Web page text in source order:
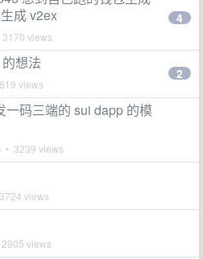
成 v2ex
views
4
想法
views
2
一码三端的 sui dapp 的模
• 3239 views
views
views